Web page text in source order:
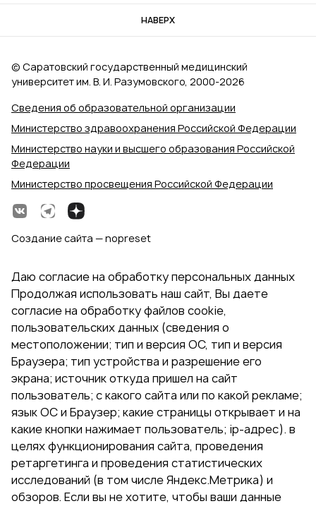
НАВЕРХ
Сведения об образовательной организации
Министерство здравоохранения Российской Федерации
Министерство науки и высшего образования Российской
Федерации
Министерство просвещения Российской Федерации
© Саратовский государственный медицинский
университет им. В. И. Разумовского, 2000‑2026
Создание сайта — nopreset
Даю согласие на обработку персональных данных
Продолжая использовать наш сайт, Вы даете
согласие на обработку файлов cookie,
пользовательских данных (сведения о
местоположении; тип и версия ОС, тип и версия
Браузера; тип устройства и разрешение его
экрана; источник откуда пришел на сайт
пользователь; с какого сайта или по какой рекламе;
язык ОС и Браузер; какие страницы открывает и на
какие кнопки нажимает пользователь; ip-адрес). в
целях функционирования сайта, проведения
ретаргетинга и проведения статистических
исследований (в том числе Яндекс.Метрика) и
обзоров. Если вы не хотите, чтобы ваши данные